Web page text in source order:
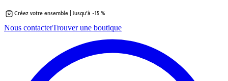
au
Créez votre ensemble | Jusqu’à -15 %
Nous contacterTrouver une boutique